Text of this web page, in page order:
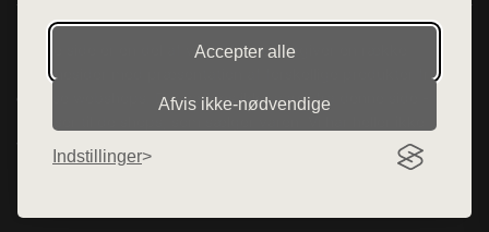
Accepter alle
Afvis ikke‑nødvendige
Indstillinger
Denne side er en del af want.dk, der udgiver en række
hjemmesider med præsentation af forskellige produkter fra
diverse webshops. Der sælges ikke varer fra denne side - vi
henviser til de shops, som sælger varen. Vi har heller ikke
varerne på lager.